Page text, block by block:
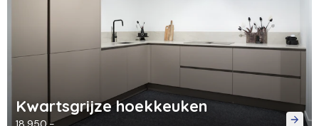
Kwartsgrijze hoekkeuken